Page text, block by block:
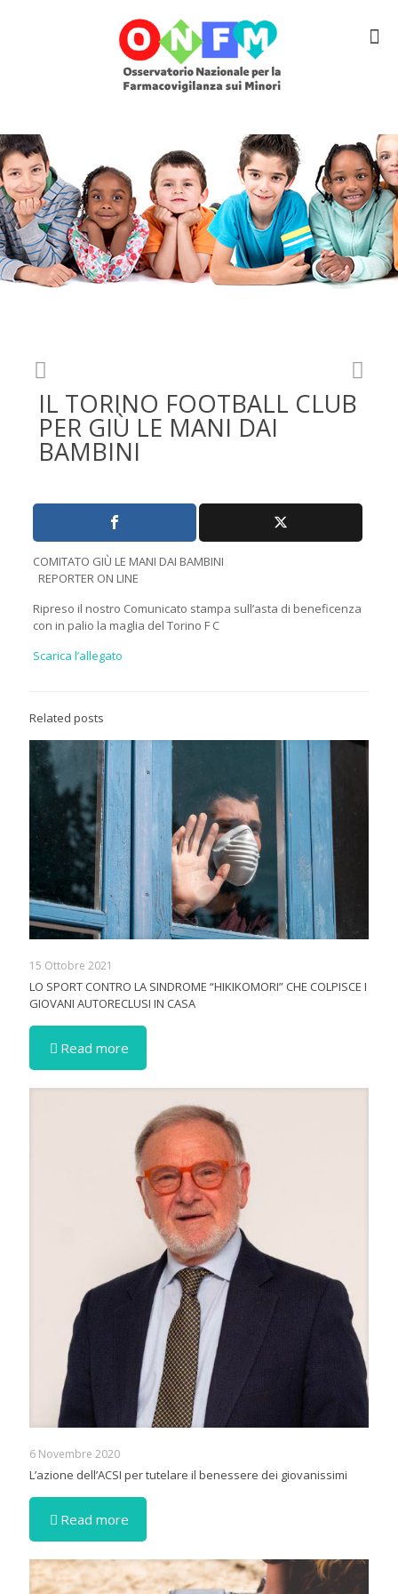
IL TORINO FOOTBALL CLUB
PER GIÙ LE MANI DAI
BAMBINI
COMITATO GIÙ LE MANI DAI BAMBINI
REPORTER ON LINE
Ripreso il nostro Comunicato stampa sull’asta di beneficenza
con in palio la maglia del Torino F C
Scarica l’allegato
Related posts
15 Ottobre 2021
LO SPORT CONTRO LA SINDROME “HIKIKOMORI” CHE COLPISCE I
GIOVANI AUTORECLUSI IN CASA
Read more
6 Novembre 2020
L’azione dell’ACSI per tutelare il benessere dei giovanissimi
Read more